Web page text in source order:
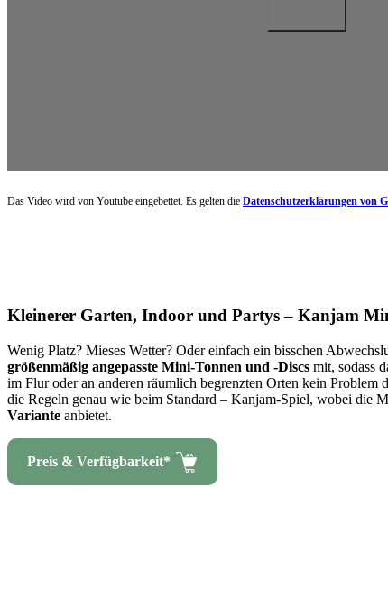
Das Video wird von Youtube eingebettet. Es gelten die Datenschutzerklärungen von
Kleinerer Garten, Indoor und Partys – Kanjam
Wenig Platz? Mieses Wetter? Oder einfach ein bisschen
größenmäßig angepasste Mini-Tonnen und -Discs mit, sodass
im Flur oder an anderen räumlich begrenzten Orten kein Problem
die Regeln genau wie beim Standard – Kanjam-Spiel, wobei die
Variante anbietet.
Preis & Verfügbarkeit*